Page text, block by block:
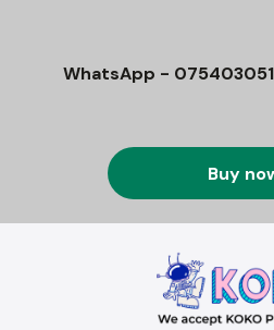
WhatsApp -
Buy